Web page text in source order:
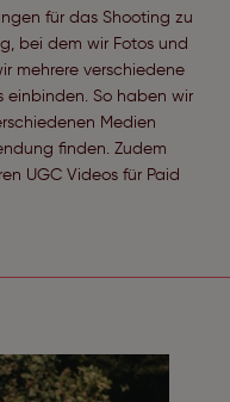
für das Shooting zu
bei dem wir Fotos und
mehrere verschiedene
einbinden. So haben wir
Medien
finden. Zudem
UGC Videos für Paid